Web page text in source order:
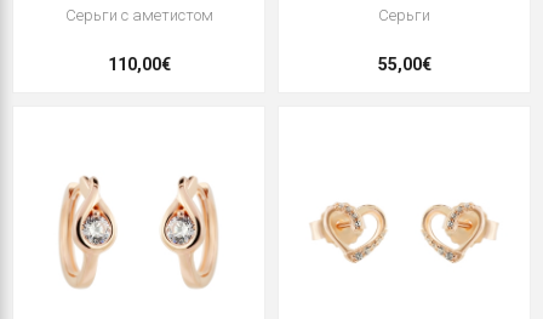
Серьги с аметистом
110,00€
Серьги
55,00€